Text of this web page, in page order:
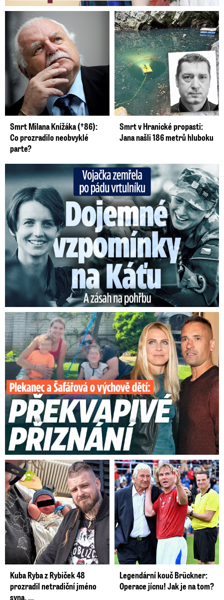
Smrt Milana Knížáka (†86):
Co prozradilo neobvyklé
parte?
Smrt v Hranické propasti:
Jana našli 186 metrů hluboku
Vojačka zemřela po pádu vrtulníku: Dojemné vzpomínky na ...
Plekanec a Šafářová o výchově dětí: Překvapivé přiznání
Kuba Ryba z Rybiček 48
prozradil netradiční jméno
syna. ...
Legendární kouč Brückner:
Operace jícnu! Jak je na tom?